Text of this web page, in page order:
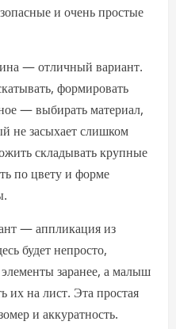
и очень простые
— отличный вариант.
формировать
— выбирать материал,
не засыхает слишком
складывать крупные
по цвету и форме
— аппликация из
будет непросто,
заранее, а малыш
их на лист. Эта простая
и аккуратность.